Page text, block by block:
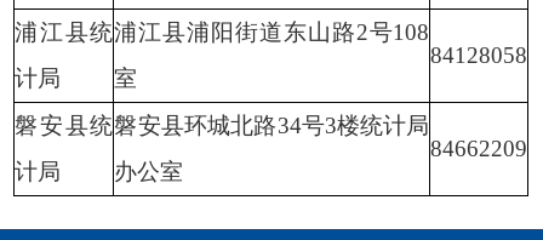
浦江县统
计局
浦江县浦阳街道东山路2号108
室
84128058
磐安县统
计局
磐安县环城北路34号3楼统计局
办公室
84662209